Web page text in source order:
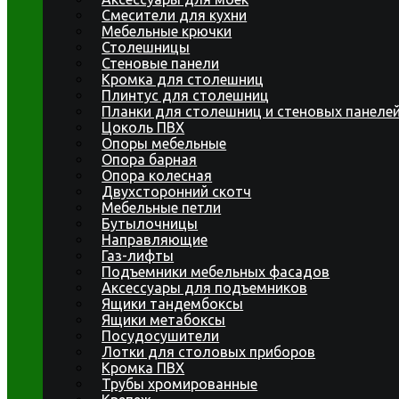
Смесители для кухни
Мебельные крючки
Столешницы
Стеновые панели
Кромка для столешниц
Плинтус для столешниц
Планки для столешниц и стеновых
Цоколь ПВХ
Опоры мебельные
Опора барная
Опора колесная
Двухсторонний скотч
Мебельные петли
Бутылочницы
Направляющие
Газ-лифты
Подъемники мебельных фасадов
Аксессуары для подъемников
Ящики тандембоксы
Ящики метабоксы
Посудосушители
Лотки для столовых приборов
Кромка ПВХ
Трубы хромированные